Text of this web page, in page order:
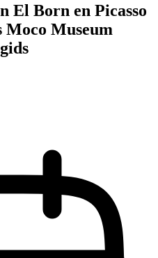
El Born en Picasso
Moco Museum